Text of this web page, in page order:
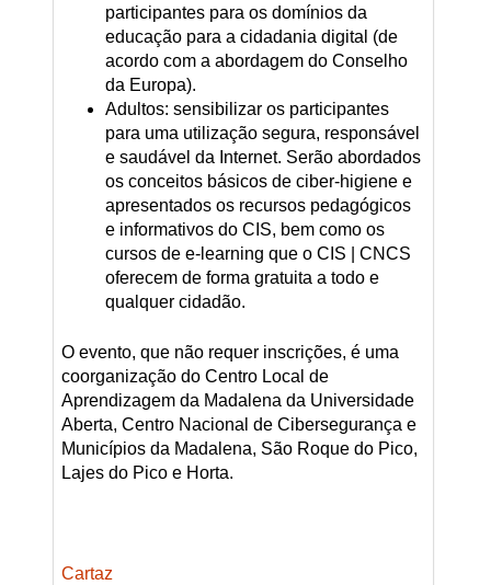
participantes para os domínios da
educação para a cidadania digital (de
acordo com a abordagem do Conselho
da Europa).
Adultos: sensibilizar os participantes
para uma utilização segura, responsável
e saudável da Internet. Serão abordados
os conceitos básicos de ciber-higiene e
apresentados os recursos pedagógicos
e informativos do CIS, bem como os
cursos de e-learning que o CIS | CNCS
oferecem de forma gratuita a todo e
qualquer cidadão.
O evento, que não requer inscrições, é uma
coorganização do Centro Local de
Aprendizagem da Madalena da Universidade
Aberta, Centro Nacional de Cibersegurança e
Municípios da Madalena, São Roque do Pico,
Lajes do Pico e Horta.
Cartaz